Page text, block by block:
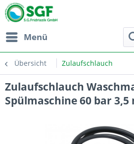
Menü
Übersicht Zulaufschlauch
Zulaufschlauch
Spülmaschine 60 bar 3,5